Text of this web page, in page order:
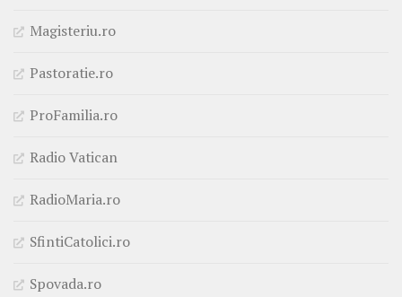
Magisteriu.ro
Pastoratie.ro
ProFamilia.ro
Radio Vatican
RadioMaria.ro
SfintiCatolici.ro
Spovada.ro